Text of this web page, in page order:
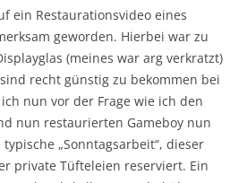
ein Restaurationsvideo eines
geworden. Hierbei war zu
(meines war arg verkratzt)
recht günstig zu bekommen bei
nun vor der Frage wie ich den
nun restaurierten Gameboy nun
„Sonntagsarbeit“, dieser
private Tüfteleien reserviert. Ein